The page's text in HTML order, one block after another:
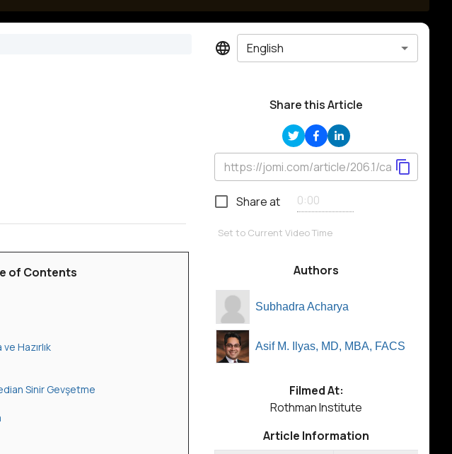
of Contents
Hazırlık
Sinir Gevşetme
English
Share this Article
Share at
Set to Current Video Time
Authors
Subhadra Acharya
Asif M. Ilyas, MD, MBA, FACS
Filmed At:
Rothman Institute
Article Information